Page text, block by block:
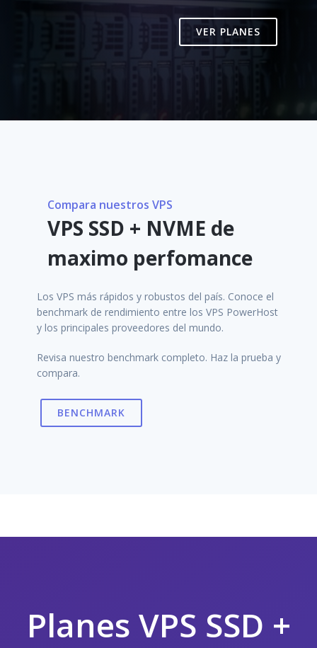
VER PLANES
Compara nuestros VPS
VPS SSD + NVME de
maximo perfomance
Los VPS más rápidos y robustos del país. Conoce el
benchmark de rendimiento entre los VPS PowerHost
y los principales proveedores del mundo.
Revisa nuestro benchmark completo. Haz la prueba y
compara.
BENCHMARK
Planes VPS SSD +